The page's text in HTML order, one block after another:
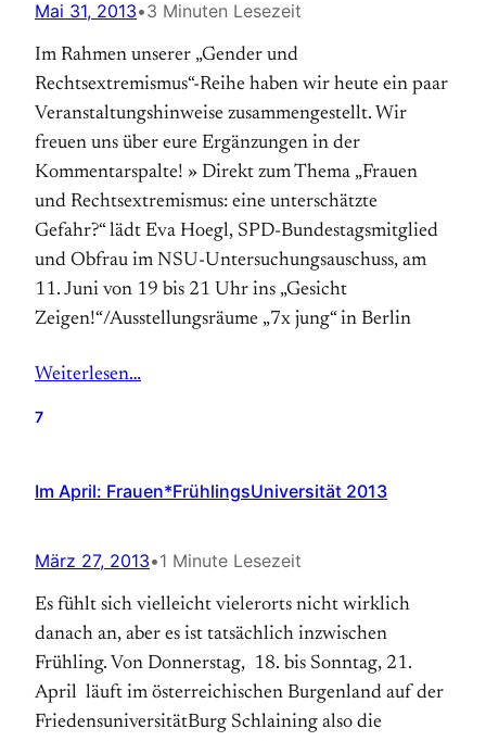
Mai 31, 2013•3 Minuten Lesezeit
Im Rahmen unserer „Gender und
Rechtsextremismus“-Reihe haben wir heute ein paar
Veranstaltungshinweise zusammengestellt. Wir
freuen uns über eure Ergänzungen in der
Kommentarspalte! » Direkt zum Thema „Frauen
und Rechtsextremismus: eine unterschätzte
Gefahr?“ lädt Eva Hoegl, SPD-Bundestagsmitglied
und Obfrau im NSU-Untersuchungsauschuss, am
11. Juni von 19 bis 21 Uhr ins „Gesicht
Zeigen!“/Ausstellungsräume „7x jung“ in Berlin
Weiterlesen…
7
Im April: Frauen*FrühlingsUniversität 2013
März 27, 2013•1 Minute Lesezeit
Es fühlt sich vielleicht vielerorts nicht wirklich
danach an, aber es ist tatsächlich inzwischen
Frühling. Von Donnerstag, 18. bis Sonntag, 21.
April läuft im österreichischen Burgenland auf der
FriedensuniversitätBurg Schlaining also die